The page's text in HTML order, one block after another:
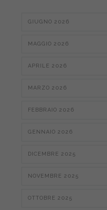
GIUGNO 2026
MAGGIO 2026
APRILE 2026
MARZO 2026
FEBBRAIO 2026
GENNAIO 2026
DICEMBRE 2025
NOVEMBRE 2025
OTTOBRE 2025